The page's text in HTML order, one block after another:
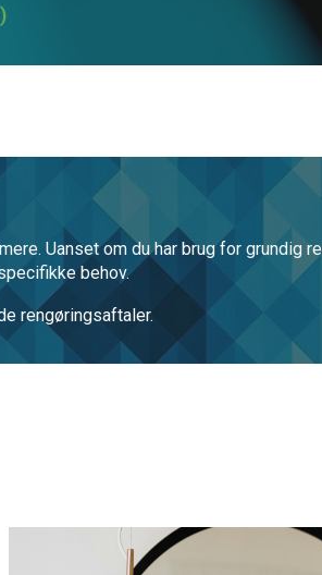
Uanset om du har brug for grundig
behov.
rengøringsaftaler.